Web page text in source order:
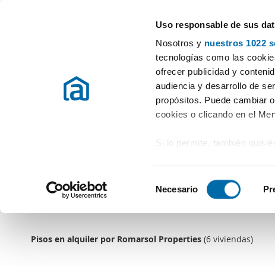
Uso responsable de sus
Nosotros y nuestros 1022
tecnologías como las
ofrecer publicidad y
audiencia y desarrollo de
propósitos. Puede cambiar
cookies o clicando en el
Si lo permite, también
Identificar su
en la Declaración de cookies.
e
c
Necesario
Romarsol Properties
Las mejores propiedades de la zona al
03160 - Almoradí (Alicante)
Pisos en alquiler por Romarsol Properties (6 viviendas)